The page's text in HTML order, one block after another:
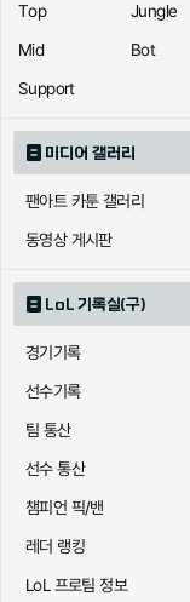
Top
Jungle
Mid
Bot
Support
미디어 갤러리
팬아트 카툰 갤러리
동영상 게시판
LoL 기록실(구)
경기기록
선수기록
팀 통산
선수 통산
챔피언 픽/밴
레더 랭킹
LoL 프로팀 정보